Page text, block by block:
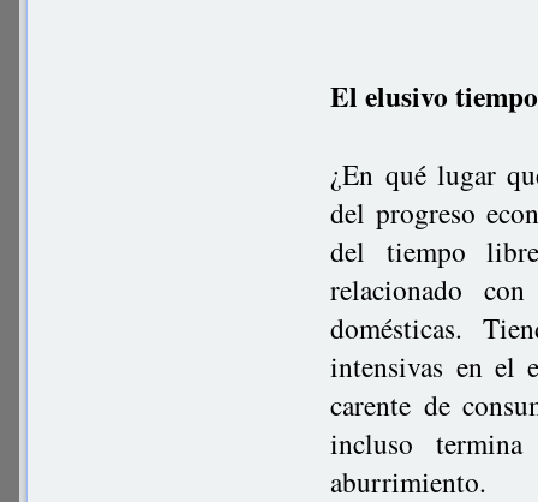
El elusivo
¿En qué lugar
del progreso
del tiempo
relacionado
domésticas.
intensivas en el
carente de
incluso termina
aburrimiento.